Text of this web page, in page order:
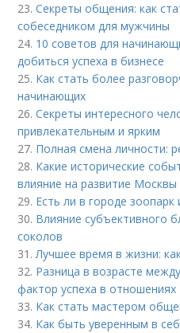
23.Секреты общения: как
собеседником для мужчины
24. 10 советов для
добиться успеха в бизнесе
25. Как стать более
начинающих
26.Секреты интересного
привлекательным и ярким
27. Полная смена личности:
28. Какие исторические
влияние на развитие Москвы
29. Есть ли в городе
30. Влияние субъективного
соколов
31.Лучшее время в жизни:
32. Разница в возрасте
фактор успеха в отношениях
33. Как стать мастером
34. Как быть уверенным в